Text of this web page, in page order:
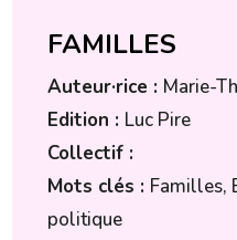
FAMILLES
Auteur·rice : Marie-
Edition : Luc Pire
Collectif :
Mots clés : Familles,
politique